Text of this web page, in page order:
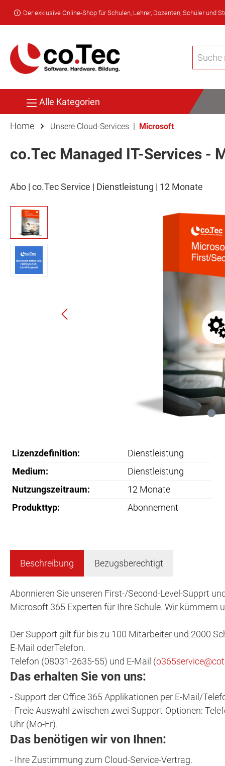
Der exklusive Online-Shop für Schulen, Lehrer, Dozenten, Schüler und
Alle Kategorien
Home Unsere Cloud-Services | Microsoft
co.Tec Managed IT-Services -
Abo | co.Tec Service | Dienstleistung | 12 Monate
Lizenzdefinition:
Dienstleistung
Medium:
Dienstleistung
Nutzungszeitraum:
12 Monate
Produkttyp:
Abonnement
Beschreibung Bezugsberechtigt
Abonnieren Sie unseren First-/Second-Level-Supprt und
Microsoft 365 Experten für Ihre Schule. Wir kümmern
Der Support gilt für bis zu 100 Mitarbeiter und 2000
E-Mail oderTelefon.
Telefon (08031-2635-55) und E-Mail (
Das erhalten Sie von uns:
- Support der Office 365 Applikationen per E-Mail/
- Freie Auswahl zwischen zwei Support-Optionen:
Uhr (Mo-Fr).
Das benötigen wir von Ihnen:
- Ihre Zustimmung zum Cloud-Service-Vertrag.